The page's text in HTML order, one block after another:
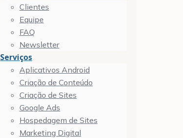
Clientes
Equipe
FAQ
Newsletter
Serviços
Aplicativos Android
Criação de Conteúdo
Criação de Sites
Google Ads
Hospedagem de Sites
Marketing Digital